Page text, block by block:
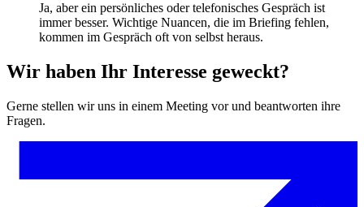
Ja, aber ein persönliches oder telefonisches Gespräch ist
immer besser. Wichtige Nuancen, die im Briefing fehlen,
kommen im Gespräch oft von selbst heraus.
Wir haben Ihr Interesse geweckt?
Gerne stellen wir uns in einem Meeting vor und beantworten ihre
Fragen.